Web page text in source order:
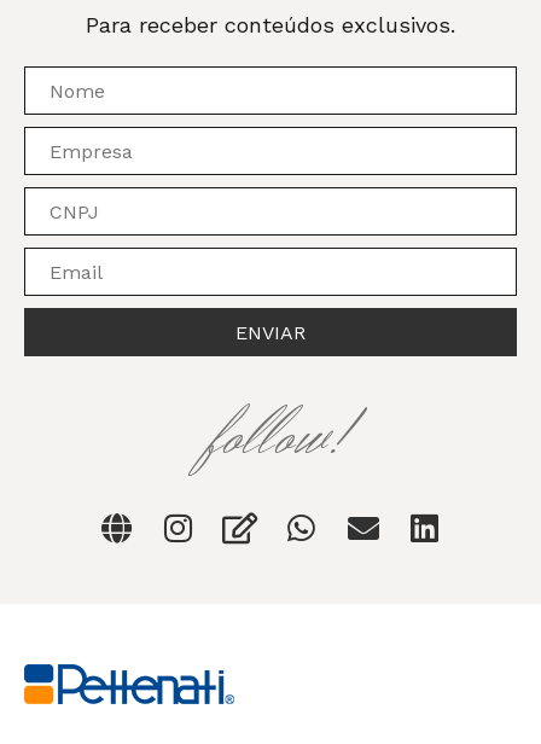
Para receber conteúdos exclusivos.
ENVIAR
follow!